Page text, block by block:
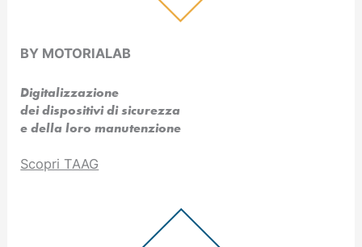
BY MOTORIALAB
Digitalizzazione
dei dispositivi di sicurezza
e della loro manutenzione
Scopri TAAG